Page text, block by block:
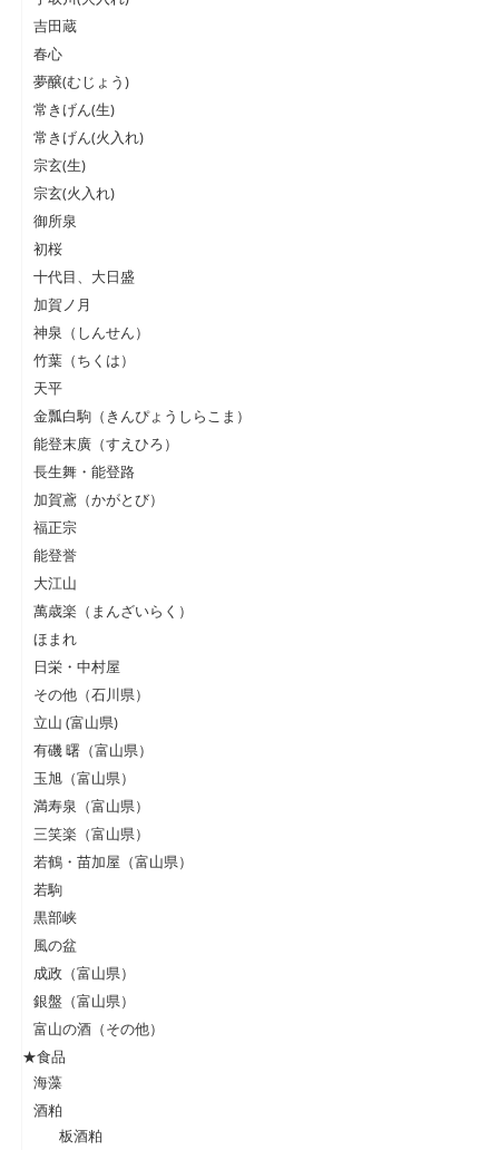
吉田蔵
春心
夢醸(むじょう)
常きげん(生)
常きげん(火入れ)
宗玄(生)
宗玄(火入れ)
御所泉
初桜
十代目、大日盛
加賀ノ月
神泉（しんせん）
竹葉（ちくは）
天平
金瓢白駒（きんぴょうしらこま）
能登末廣（すえひろ）
長生舞・能登路
加賀鳶（かがとび）
福正宗
能登誉
大江山
萬歳楽（まんざいらく）
ほまれ
日栄・中村屋
その他（石川県）
立山 (富山県)
有磯 曙（富山県）
玉旭（富山県）
満寿泉（富山県）
三笑楽（富山県）
若鶴・苗加屋（富山県）
若駒
黒部峡
風の盆
成政（富山県）
銀盤（富山県）
富山の酒（その他）
★食品
海藻
酒粕
板酒粕